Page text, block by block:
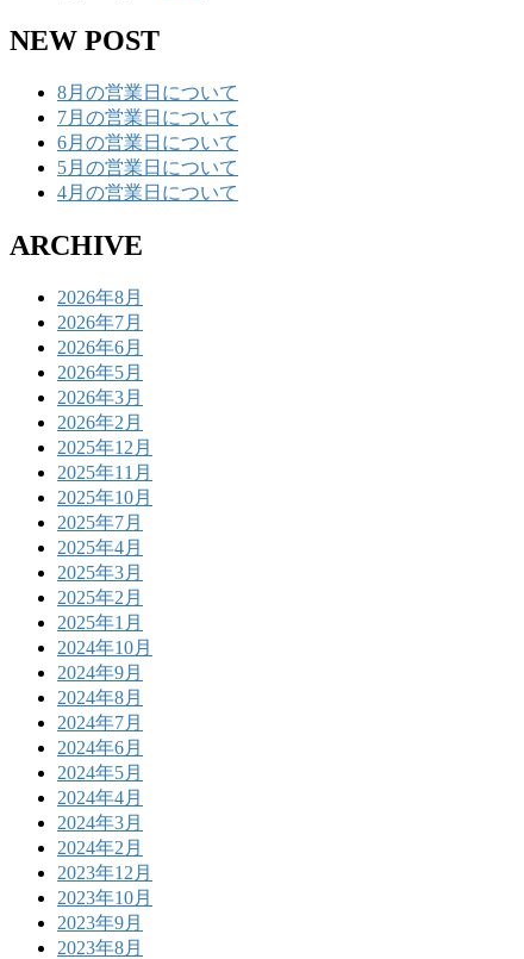
NEW POST
8月の営業日について
7月の営業日について
6月の営業日について
5月の営業日について
4月の営業日について
ARCHIVE
2026年8月
2026年7月
2026年6月
2026年5月
2026年3月
2026年2月
2025年12月
2025年11月
2025年10月
2025年7月
2025年4月
2025年3月
2025年2月
2025年1月
2024年10月
2024年9月
2024年8月
2024年7月
2024年6月
2024年5月
2024年4月
2024年3月
2024年2月
2023年12月
2023年10月
2023年9月
2023年8月